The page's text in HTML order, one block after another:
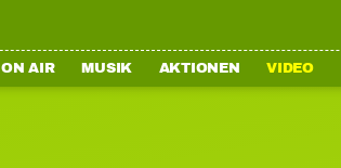
ON AIR MUSIK AKTIONEN VIDEO